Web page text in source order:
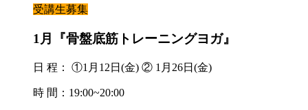
受講生募集
1月『骨盤底筋トレーニングヨガ』
日 程： ①1月12日(金) ② 1月26日(金)
時 間：19:00~20:00